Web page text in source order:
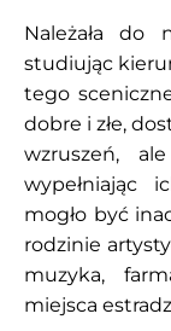
Należała do
studiując
tego
dobre i złe,
wzruszeń,
wypełniając
mogło być
rodzinie
muzyka,
miejsca